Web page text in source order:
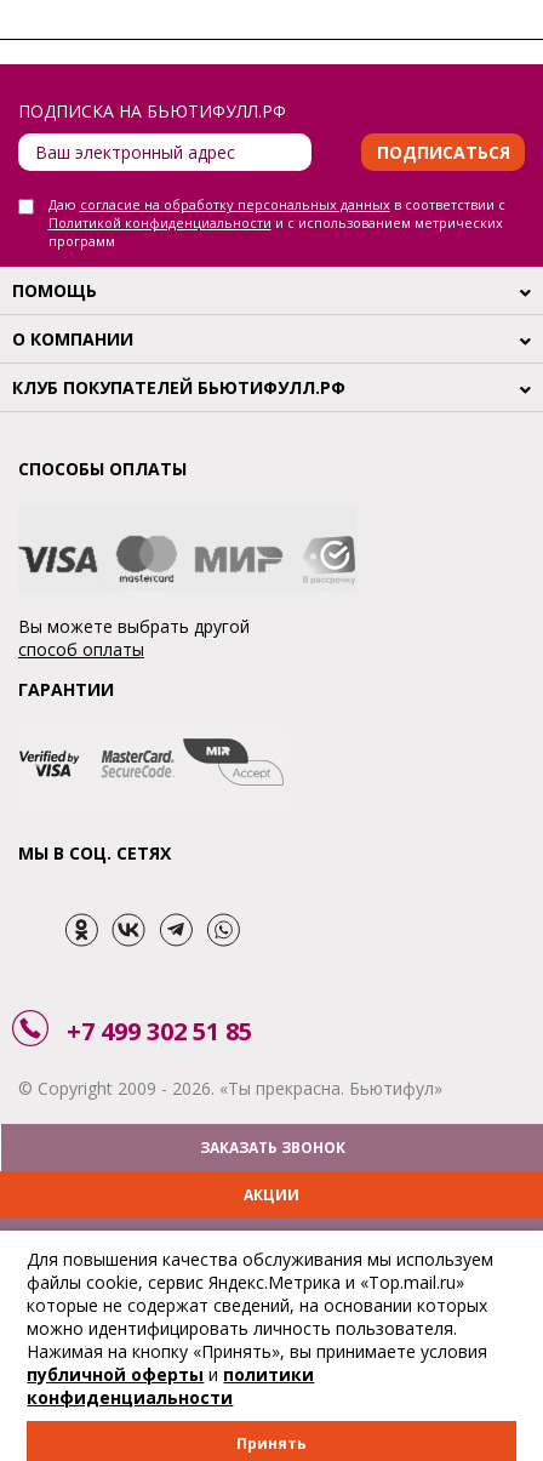
ПОДПИСКА НА БЬЮТИФУЛЛ.РФ
ПОДПИСАТЬСЯ
Даю согласие на обработку персональных данныхв соответствии с
Политикой конфиденциальности и с использованием метрических
программ
ПОМОЩЬ
О КОМПАНИИ
КЛУБ ПОКУПАТЕЛЕЙ БЬЮТИФУЛЛ.РФ
СПОСОБЫ ОПЛАТЫ
Вы можете выбрать другой
способ оплаты
ГАРАНТИИ
МЫ В СОЦ. СЕТЯХ
+7 499 302 51 85
© Copyright 2009 - 2026. «Ты прекрасна. Бьютифул»
ЗАКАЗАТЬ ЗВОНОК
АКЦИИ
ОПЛАТА
ОТСЛЕДИТЬ ЗАКАЗ
Для повышения качества обслуживания мы используем
файлы cookie, сервис Яндекс.Метрика и «Top.mail.ru»
которые не содержат сведений, на основании которых
можно идентифицировать личность пользователя.
Нажимая на кнопку «Принять», вы принимаете условия
публичной оферты и политики
конфиденциальности
Принять